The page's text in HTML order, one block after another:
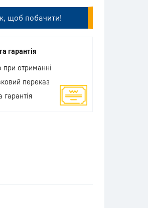
щоб побачити!
гарантія
при отриманні
переказ
гарантія